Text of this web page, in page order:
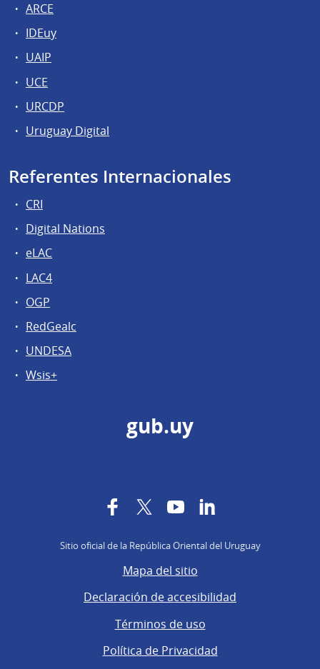
ARCE
IDEuy
UAIP
UCE
URCDP
Uruguay Digital
Referentes Internacionales
CRI
Digital Nations
eLAC
LAC4
OGP
RedGealc
UNDESA
Wsis+
gub.uy
FacebookTwitterYouTube
Sitio oficial de la República Oriental del Uruguay
Mapa del sitio
Declaración de accesibilidad
Términos de uso
Política de Privacidad